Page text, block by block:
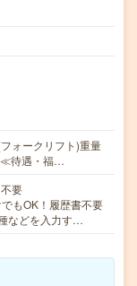
ォークリフト)重量
≪待遇・福…
要
もOK！履歴書不要
などを入力す…